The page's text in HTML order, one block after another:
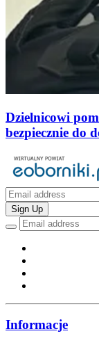
Dzielnicowi
bezpiecznie do
Sign Up
Informacje